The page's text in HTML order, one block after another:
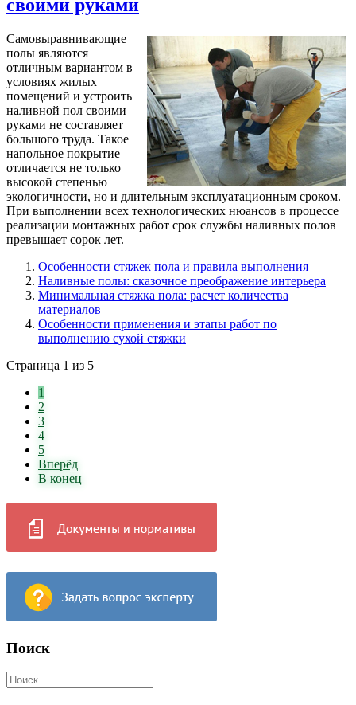
своими руками
Самовыравнивающие
полы являются
отличным вариантом в
условиях жилых
помещений и устроить
наливной пол своими
руками не составляет
большого труда. Такое
напольное покрытие
отличается не только
высокой степенью
экологичности, но и длительным эксплуатационным сроком.
При выполнении всех технологических нюансов в процессе
реализации монтажных работ срок службы наливных полов
превышает сорок лет.
Особенности стяжек пола и правила выполнения
Наливные полы: сказочное преображение интерьера
Минимальная стяжка пола: расчет количества
материалов
Особенности применения и этапы работ по
выполнению сухой стяжки
Страница 1 из 5
1
2
3
4
5
Вперёд
В конец
Поиск